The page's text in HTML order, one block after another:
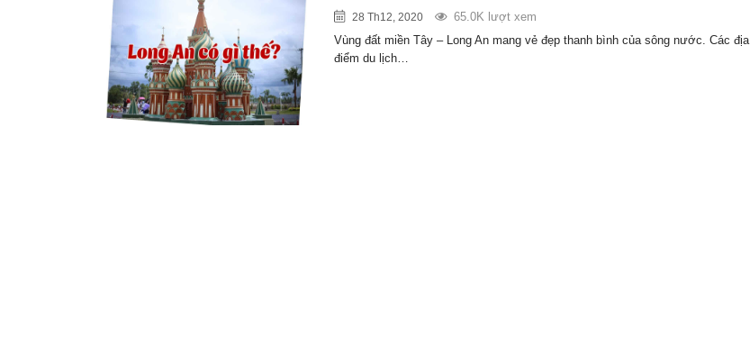
28 Th12, 2020
65.0K lượt xem
Vùng đất miền Tây – Long An mang vẻ đẹp thanh bình của sông nước. Các địa
điểm du lịch…